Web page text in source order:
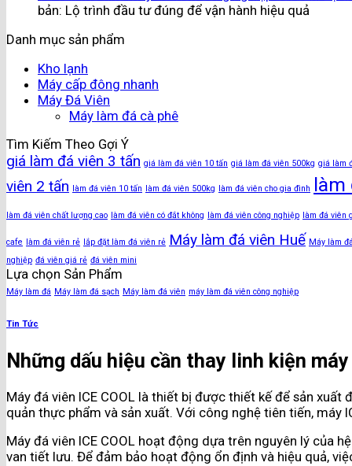
bản: Lộ trình đầu tư đúng để vận hành hiệu quả
Danh mục sản phẩm
Kho lạnh
Máy cấp đông nhanh
Máy Đá Viên
Máy làm đá cà phê
Tìm Kiếm Theo Gợi Ý
giá làm đá viên 3 tấn giá làm đá viên 10 tấn giá làm đá viên 500kg giá làm
viên 2 tấn
làm đá viên 10 tấn làm đá viên 500kg làm đá viên cho gia đình làm
làm đá viên chất lượng cao làm đá viên có đắt không làm đá viên công nghiệp làm đá viên
cafe làm đá viên rẻ lắp đặt làm đá viên rẻ Máy làm đá viên Huế Máy làm
nghiệp đá viên giá rẻ đá viên mini
Lựa chọn Sản Phẩm
Máy làm đá Máy làm đá sạch Máy làm đá viên máy làm đá viên công nghiệp
Tin Tức
Những dấu hiệu cần thay linh kiện
Máy đá viên ICE COOL là thiết bị được thiết kế để sản
quản thực phẩm và sản xuất. Với công nghệ tiên tiến,
Máy đá viên ICE COOL hoạt động dựa trên nguyên lý của
van tiết lưu. Để đảm bảo hoạt động ổn định và hiệu quả,